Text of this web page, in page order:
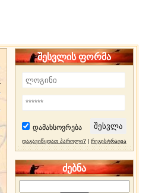
შესვლის ფორმა
დამახსოვრება
დაგავიწყდათ პაროლი? რეგისტრაცია
ძებნა